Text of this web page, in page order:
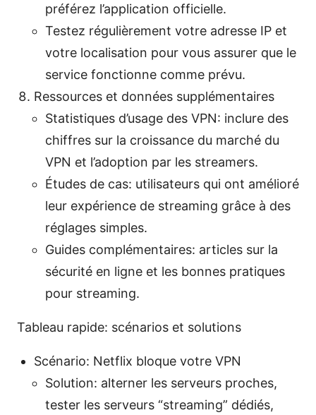
préférez l’application officielle.
Testez régulièrement votre adresse IP et
votre localisation pour vous assurer que le
service fonctionne comme prévu.
Ressources et données supplémentaires
Statistiques d’usage des VPN: inclure des
chiffres sur la croissance du marché du
VPN et l’adoption par les streamers.
Études de cas: utilisateurs qui ont amélioré
leur expérience de streaming grâce à des
réglages simples.
Guides complémentaires: articles sur la
sécurité en ligne et les bonnes pratiques
pour streaming.
Tableau rapide: scénarios et solutions
Scénario: Netflix bloque votre VPN
Solution: alterner les serveurs proches,
tester les serveurs “streaming” dédiés,